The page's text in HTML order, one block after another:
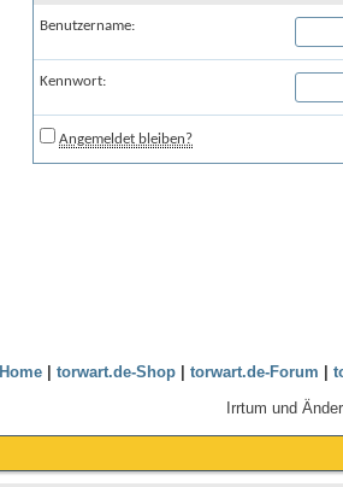
Benutzername:
Kennwort:
Angemeldet bleiben?
Home| torwart.de-Shop| torwart.de-Forum
Irrtum und